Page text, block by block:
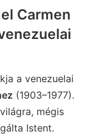
Carmen
a venezuelai
(1903–1977).
mégis
Istent.